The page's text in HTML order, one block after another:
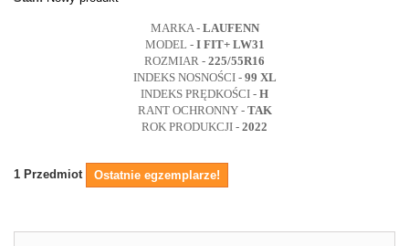
MARKA - LAUFENN
MODEL -I FIT+ LW31
ROZMIAR - 225/55R16
INDEKS NOSNOŚCI - 99 XL
INDEKS PRĘDKOŚCI - H
RANT OCHRONNY - TAK
ROK PRODUKCJI - 2022
1 Przedmiot Ostatnie egzemplarze!